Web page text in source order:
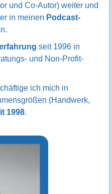
und Co-Autor) weiter und
in meinen Podcast-
seit 1996 in
und Non-Profit-
ich mich in
(Handwerk,
1998.